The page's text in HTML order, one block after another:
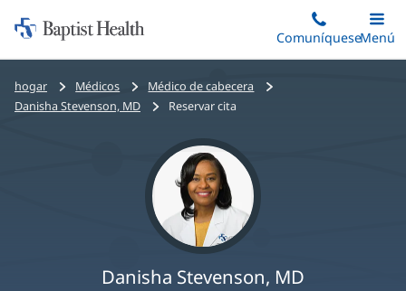
al
contenido
principal
Iniciar:
Baptist
Health
ComuníqueseMenú
Bread
crumbs
hogar Médicos
Médico de cabecera
Danisha Stevenson, MD
Reservar cita
Danisha Stevenson, MD